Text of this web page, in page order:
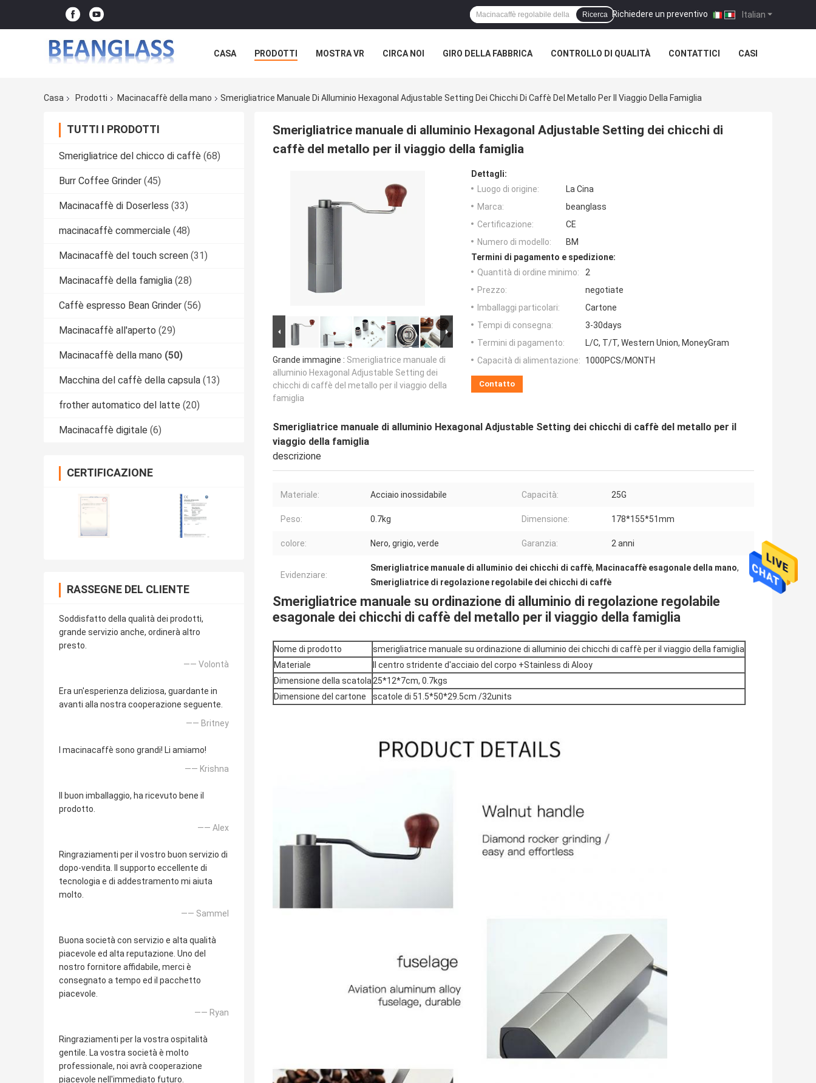
Italian
Richiedere un preventivo |
Ricerca
CASA PRODOTTI MOSTRA VR CIRCA NOI GIRO DELLA FABBRICA CONTROLLO DI QUALITÀ CONTATTICI CASI
Casa Prodotti Macinacaffè della mano Smerigliatrice Manuale Di Alluminio Hexagonal Adjustable Setting Dei Chicchi Di Caffè Del Metallo Per Il Viaggio Della Famiglia
TUTTI I PRODOTTI
Smerigliatrice del chicco di caffè (68)
Burr Coffee Grinder (45)
Macinacaffè di Doserless (33)
macinacaffè commerciale (48)
Macinacaffè del touch screen (31)
Macinacaffè della famiglia (28)
Caffè espresso Bean Grinder (56)
Macinacaffè all'aperto (29)
Macinacaffè della mano (50)
Macchina del caffè della capsula (13)
frother automatico del latte (20)
Macinacaffè digitale (6)
CERTIFICAZIONE
RASSEGNE DEL CLIENTE
Soddisfatto della qualità dei prodotti,
grande servizio anche, ordinerà altro
presto.
—— Volontà
Era un'esperienza deliziosa, guardante in
avanti alla nostra cooperazione seguente.
—— Britney
I macinacaffè sono grandi! Li amiamo!
—— Krishna
Il buon imballaggio, ha ricevuto bene il
prodotto.
—— Alex
Ringraziamenti per il vostro buon servizio di
dopo-vendita. Il supporto eccellente di
tecnologia e di addestramento mi aiuta
molto.
—— Sammel
Buona società con servizio e alta qualità
piacevole ed alta reputazione. Uno del
nostro fornitore affidabile, merci è
consegnato a tempo ed il pacchetto
piacevole.
—— Ryan
Ringraziamenti per la vostra ospitalità
gentile. La vostra società è molto
professionale, noi avrà cooperazione
piacevole nell'immediato futuro.
Smerigliatrice manuale di alluminio Hexagonal Adjustable Setting dei chicchi di
caffè del metallo per il viaggio della famiglia
Grande immagine : Smerigliatrice manuale di
alluminio Hexagonal Adjustable Setting dei
chicchi di caffè del metallo per il viaggio della
famiglia
Dettagli:
Luogo di origine:
La Cina
Marca:
beanglass
Certificazione:
CE
Numero di modello:
BM
Termini di pagamento e spedizione:
Quantità di ordine minimo:
2
Prezzo:
negotiate
Imballaggi particolari:
Cartone
Tempi di consegna:
3-30days
Termini di pagamento:
L/C, T/T, Western Union, MoneyGram
Capacità di alimentazione:
1000PCS/MONTH
Contatto
Smerigliatrice manuale di alluminio Hexagonal Adjustable Setting dei chicchi di caffè del metallo per il
viaggio della famiglia
descrizione
Materiale: Acciaio inossidabile Capacità: 25G
Peso: 0.7kg Dimensione: 178*155*51mm
colore: Nero, grigio, verde Garanzia: 2 anni
Evidenziare:
Smerigliatrice manuale di alluminio dei chicchi di caffè, Macinacaffè esagonale della mano,
Smerigliatrice di regolazione regolabile dei chicchi di caffè
Smerigliatrice manuale su ordinazione di alluminio di regolazione regolabile
esagonale dei chicchi di caffè del metallo per il viaggio della famiglia
Nome di prodotto
smerigliatrice manuale su ordinazione di alluminio dei chicchi di caffè per il viaggio della famiglia
Materiale
Il centro stridente d'acciaio del corpo +Stainless di Alooy
Dimensione della scatola25*12*7cm, 0.7kgs
Dimensione del cartone
scatole di 51.5*50*29.5cm /32units